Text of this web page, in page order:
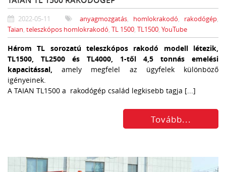
2022-05-11 anyagmozgatás, homlokrakodó, rakodógép,
Taian, teleszkópos homlokrakodó, TL 1500, TL1500, YouTube
Három TL sorozatú teleszkópos rakodó modell létezik,
TL1500, TL2500 és TL4000, 1-től 4,5 tonnás emelési
kapacitással, amely megfelel az ügyfelek különböző
igényeinek.
A TAIAN TL1500 a rakodógép család legkisebb tagja [...]
Tovább...